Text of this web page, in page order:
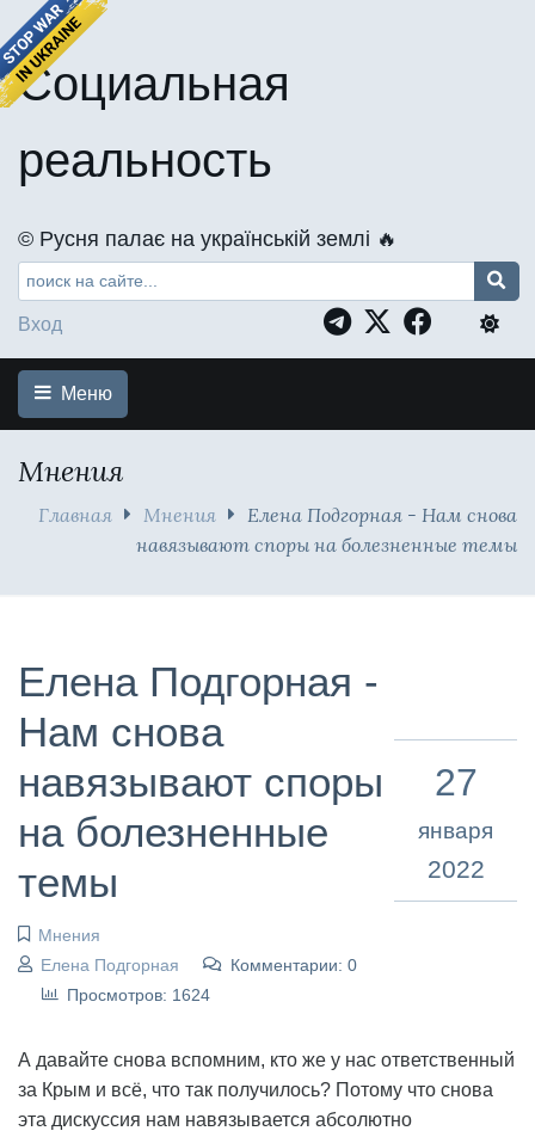
Социальная
реальность
©️ Русня палає на українській землі 🔥
Вход
Меню
Мнения
Главная Мнения
Елена Подгорная - Нам снова
навязывают споры на болезненные темы
Елена Подгорная -
Нам снова
навязывают споры
на болезненные
темы
Мнения
Елена Подгорная
Комментарии: 0
Просмотров: 1624
27
января
2022
А давайте снова вспомним, кто же у нас ответственный
за Крым и всё, что так получилось? Потому что снова
эта дискуссия нам навязывается абсолютно